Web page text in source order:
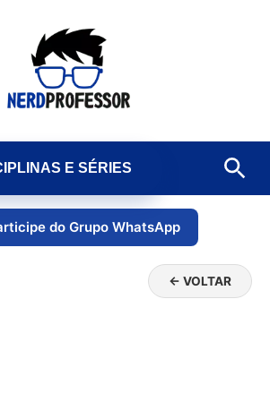
E SÉRIES
do Grupo WhatsApp
← VOLTAR